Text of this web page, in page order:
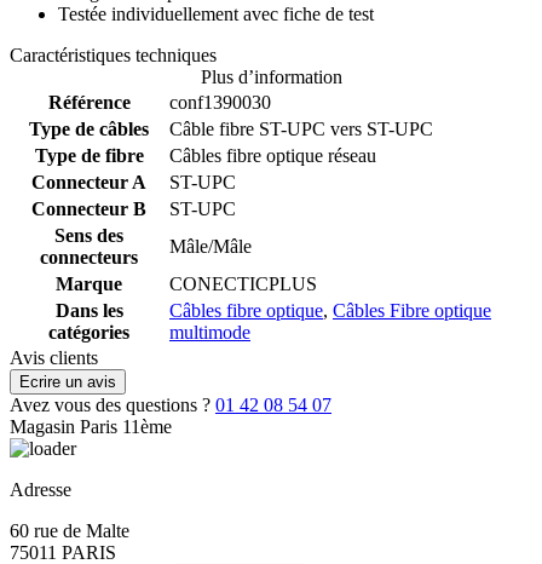
Testée individuellement avec fiche de test
Caractéristiques techniques
Plus d’information
Référence
conf1390030
Type de câbles
Câble fibre ST-UPC vers ST-UPC
Type de fibre
Câbles fibre optique réseau
Connecteur A
ST-UPC
Connecteur B
ST-UPC
Sens des
connecteurs
Mâle/Mâle
Marque
CONECTICPLUS
Dans les
catégories
Câbles fibre optique, Câbles Fibre optique
multimode
Avis clients
Ecrire un avis
Avez vous des questions ? 01 42 08 54 07
Magasin Paris 11ème
Adresse
60 rue de Malte
75011 PARIS